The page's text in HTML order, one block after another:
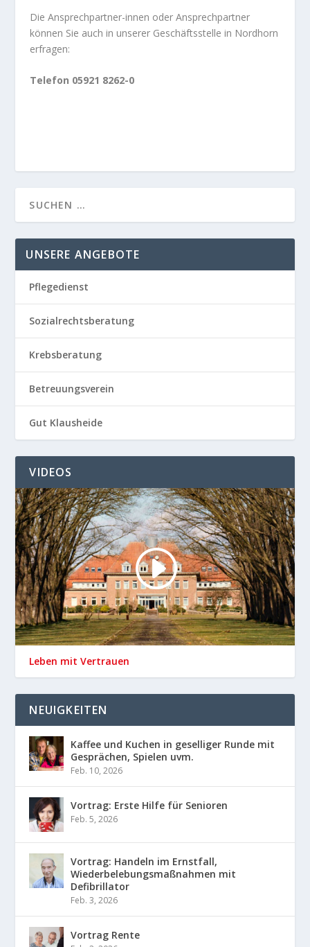
Die Ansprechpartner-innen oder Ansprechpartner
können Sie auch in unserer Geschäftsstelle in Nordhorn
erfragen:
Telefon 05921 8262-0
UNSERE ANGEBOTE
Pflegedienst
Sozialrechtsberatung
Krebsberatung
Betreuungsverein
Gut Klausheide
VIDEOS
Leben mit Vertrauen
NEUIGKEITEN
Kaffee und Kuchen in geselliger Runde mit
Gesprächen, Spielen uvm.
Feb. 10, 2026
Vortrag: Erste Hilfe für Senioren
Feb. 5, 2026
Vortrag: Handeln im Ernstfall,
Wiederbelebungsmaßnahmen mit
Defibrillator
Feb. 3, 2026
Vortrag Rente